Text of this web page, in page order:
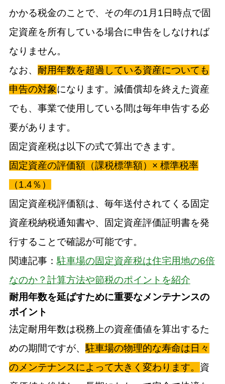
かかる税金のことで、その年の1月1日時点で固
定資産を所有している場合に申告をしなければ
なりません。
なお、 耐用年数を超過している資産についても
申告の対象になります。減価償却を終えた資産
でも、事業で使用している間は毎年申告する必
要があります。
固定資産税は以下の式で算出できます。
固定資産の評価額（課税標準額）× 標準税率
（1.4％）
固定資産税評価額は、毎年送付されてくる固定
資産税納税通知書や、固定資産評価証明書を発
行することで確認が可能です。
関連記事：駐車場の固定資産税は住宅用地の6倍
なのか？計算方法や節税のポイントを紹介
耐用年数を延ばすために重要なメンテナンスの
ポイント
法定耐用年数は税務上の資産価値を算出するた
めの期間ですが、駐車場の物理的な寿命は日々
のメンテナンスによって大きく変わります。 資